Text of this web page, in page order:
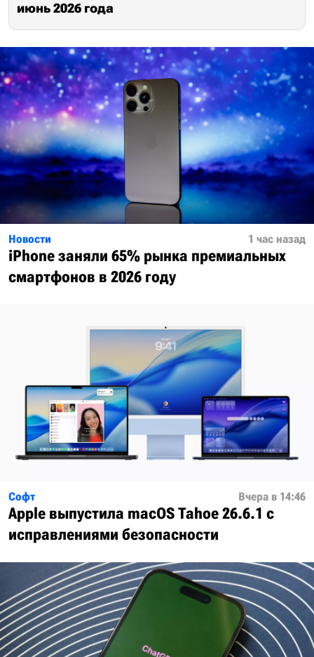
июнь 2026 года
Новости 1 час назад
iPhone заняли 65% рынка премиальных
смартфонов в 2026 году
Софт Вчера в 14:46
Apple выпустила macOS Tahoe 26.6.1 с
исправлениями безопасности